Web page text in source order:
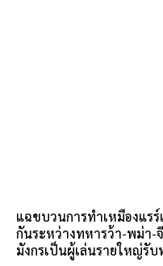
แฉขบวนการทำเหมืองแร
กันระหว่างทหารว้า-พม่า
มังกรเป็นผู้เล่นรายใหญ่รั